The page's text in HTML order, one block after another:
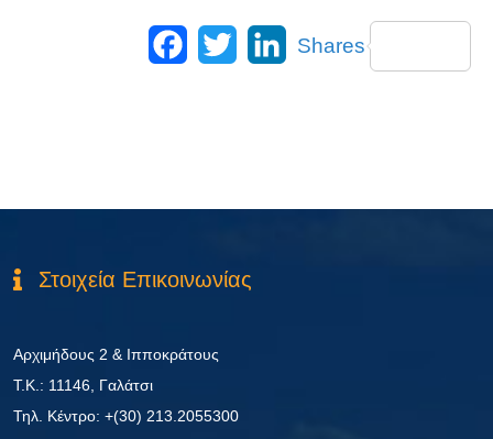
Facebook
Twitter LinkedIn
Shares
Στοιχεία Επικοινωνίας
Αρχιμήδους 2 & Ιπποκράτους
Τ.Κ.: 11146, Γαλάτσι
Τηλ. Κέντρο: +(30) 213.2055300